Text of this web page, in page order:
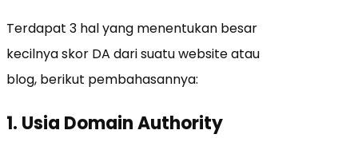
Terdapat 3 hal yang menentukan besar
kecilnya skor DA dari suatu website atau
blog, berikut pembahasannya:
1. Usia Domain Authority